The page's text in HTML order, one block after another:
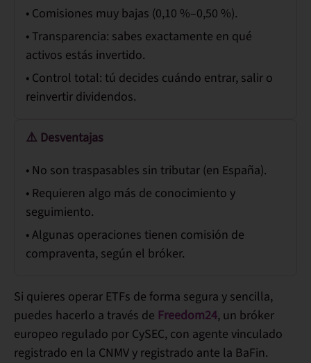
• Comisiones muy bajas (0,10 %–0,50 %).
• Transparencia: sabes exactamente en qué
activos estás invertido.
• Control total: tú decides cuándo entrar, salir o
reinvertir dividendos.
⚠️ Desventajas
• No son traspasables sin tributar (en España).
• Requieren algo más de conocimiento y
seguimiento.
• Algunas operaciones tienen comisión de
compraventa, según el bróker.
Si quieres operar ETFs de forma segura y sencilla,
puedes hacerlo a través de Freedom24, un bróker
europeo regulado por CySEC, con agente vinculado
registrado en la CNMV y registrado ante la BaFin.